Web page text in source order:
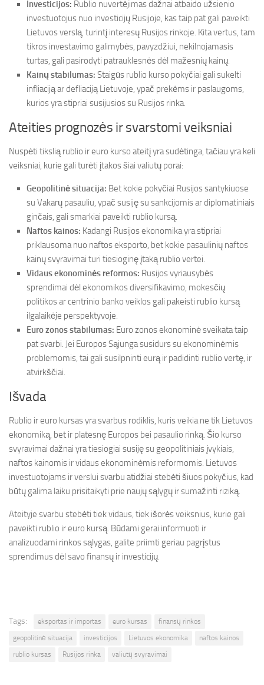
Investicijos: Rublio nuvertėjimas dažnai atbaido užsienio
investuotojus nuo investicijų Rusijoje, kas taip pat gali paveikti
Lietuvos verslą, turintį interesų Rusijos rinkoje. Kita vertus, tam
tikros investavimo galimybės, pavyzdžiui, nekilnojamasis
turtas, gali pasirodyti patrauklesnės dėl mažesnių kainų.
Kainų stabilumas: Staigūs rublio kurso pokyčiai gali sukelti
infliaciją ar defliaciją Lietuvoje, ypač prekėms ir paslaugoms,
kurios yra stipriai susijusios su Rusijos rinka.
Ateities prognozės ir svarstomi veiksniai
Nuspėti tikslią rublio ir euro kurso ateitį yra sudėtinga, tačiau yra keli
veiksniai, kurie gali turėti įtakos šiai valiutų porai:
Geopolitinė situacija: Bet kokie pokyčiai Rusijos santykiuose
su Vakarų pasauliu, ypač susiję su sankcijomis ar diplomatiniais
ginčais, gali smarkiai paveikti rublio kursą.
Naftos kainos: Kadangi Rusijos ekonomika yra stipriai
priklausoma nuo naftos eksporto, bet kokie pasaulinių naftos
kainų svyravimai turi tiesioginę įtaką rublio vertei.
Vidaus ekonominės reformos: Rusijos vyriausybės
sprendimai dėl ekonomikos diversifikavimo, mokesčių
politikos ar centrinio banko veiklos gali pakeisti rublio kursą
ilgalaikėje perspektyvoje.
Euro zonos stabilumas: Euro zonos ekonominė sveikata taip
pat svarbi. Jei Europos Sąjunga susidurs su ekonominėmis
problemomis, tai gali susilpninti eurą ir padidinti rublio vertę, ir
atvirkščiai.
Išvada
Rublio ir euro kursas yra svarbus rodiklis, kuris veikia ne tik Lietuvos
ekonomiką, bet ir platesnę Europos bei pasaulio rinką. Šio kurso
svyravimai dažnai yra tiesiogiai susiję su geopolitiniais įvykiais,
naftos kainomis ir vidaus ekonominėmis reformomis. Lietuvos
investuotojams ir verslui svarbu atidžiai stebėti šiuos pokyčius, kad
būtų galima laiku prisitaikyti prie naujų sąlygų ir sumažinti riziką.
Ateityje svarbu stebėti tiek vidaus, tiek išorės veiksnius, kurie gali
paveikti rublio ir euro kursą. Būdami gerai informuoti ir
analizuodami rinkos sąlygas, galite priimti geriau pagrįstus
sprendimus dėl savo finansų ir investicijų.
Tags: eksportas ir importas euro kursas
finansų rinkos
geopolitinė situacija
investicijos Lietuvos ekonomika
naftos kainos
rublio kursas
Rusijos rinka valiutų svyravimai